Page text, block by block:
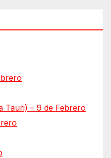
Tauri) – 9 de Febrero